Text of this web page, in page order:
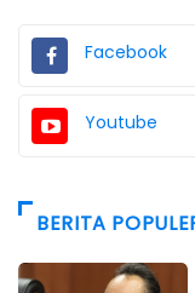
Facebook
Youtube
BERITA